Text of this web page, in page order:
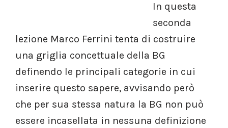
In questa
seconda
lezione Marco Ferrini tenta di costruire
una griglia concettuale della BG
definendo le principali categorie in cui
inserire questo sapere, avvisando però
che per sua stessa natura la BG non può
essere incasellata in nessuna definizione